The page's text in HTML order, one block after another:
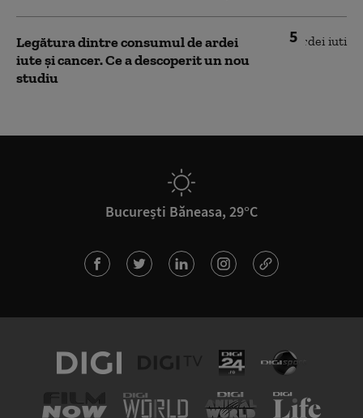
5
Legătura dintre consumul de ardei
iute și cancer. Ce a descoperit un nou
studiu
București Băneasa, 29°C